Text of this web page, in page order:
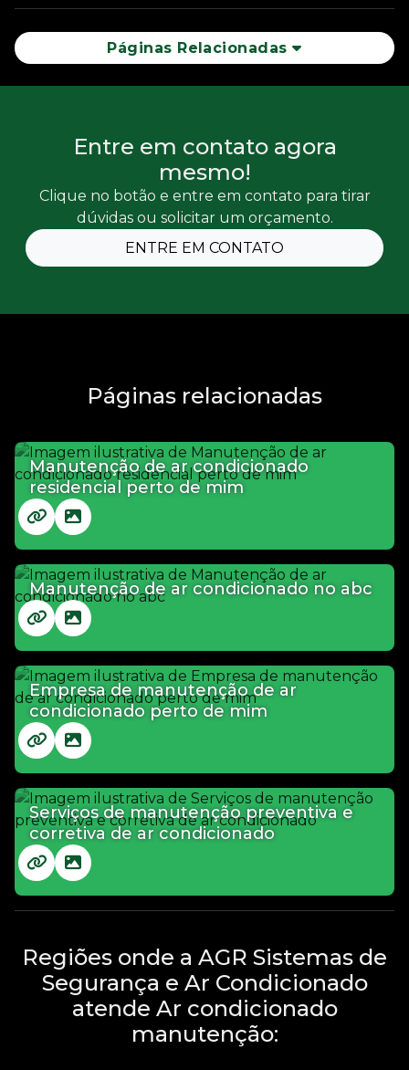
Páginas Relacionadas
Entre em contato agora
mesmo!
Clique no botão e entre em contato para tirar
dúvidas ou solicitar um orçamento.
ENTRE EM CONTATO
Páginas relacionadas
Manutenção de ar condicionado
residencial perto de mim
Manutenção de ar condicionado no abc
Empresa de manutenção de ar
condicionado perto de mim
Serviços de manutenção preventiva e
corretiva de ar condicionado
Regiões onde a AGR Sistemas de
Segurança e Ar Condicionado
atende Ar condicionado
manutenção: